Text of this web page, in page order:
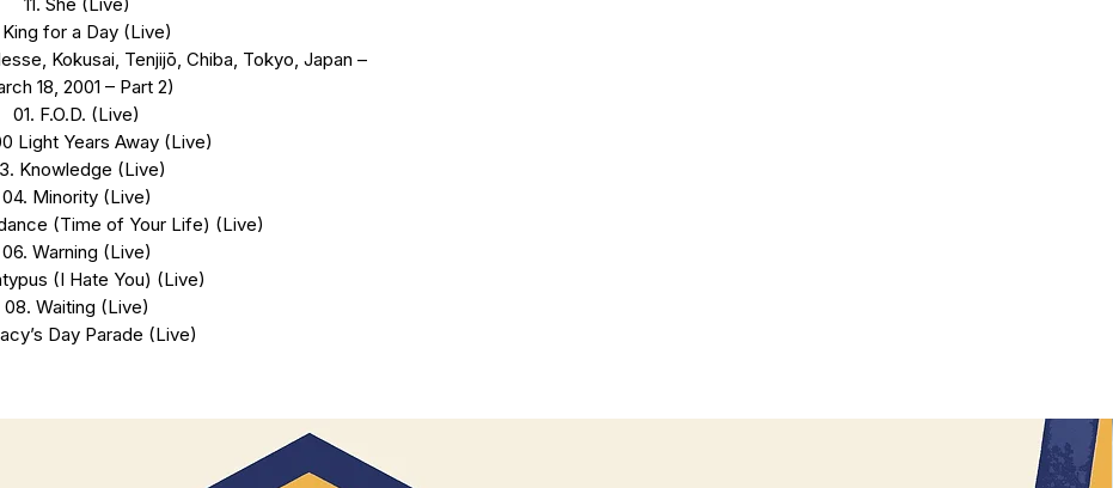
King for a Day (Live)
Kokusai, Tenjijō, Chiba, Tokyo, Japan –
18, 2001 – Part 2)
01. F.O.D. (Live)
Light Years Away (Live)
Knowledge (Live)
04. Minority (Live)
(Time of Your Life) (Live)
06. Warning (Live)
(I Hate You) (Live)
08. Waiting (Live)
Day Parade (Live)